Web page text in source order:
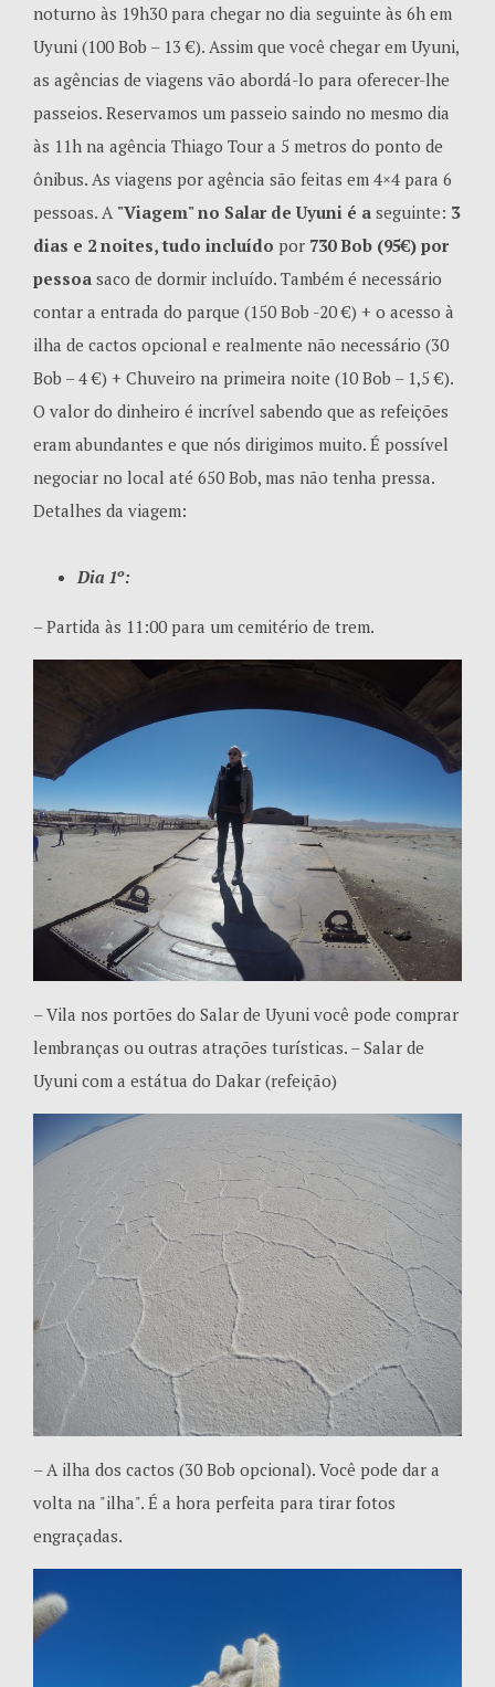
noturno às 19h30 para chegar no dia seguinte às 6h em
Uyuni (100 Bob – 13 €). Assim que você chegar em Uyuni,
as agências de viagens vão abordá-lo para oferecer-lhe
passeios. Reservamos um passeio saindo no mesmo dia
às 11h na agência Thiago Tour a 5 metros do ponto de
ônibus. As viagens por agência são feitas em 4×4 para 6
pessoas. A "Viagem" no Salar de Uyuni é aseguinte: 3
dias e 2 noites, tudo incluído por 730 Bob (95€) por
pessoasaco de dormir incluído. Também é necessário
contar a entrada do parque (150 Bob -20 €) + o acesso à
ilha de cactos opcional e realmente não necessário (30
Bob – 4 €) + Chuveiro na primeira noite (10 Bob – 1,5 €).
O valor do dinheiro é incrível sabendo que as refeições
eram abundantes e que nós dirigimos muito. É possível
negociar no local até 650 Bob, mas não tenha pressa.
Detalhes da viagem:
Dia 1º:
– Partida às 11:00 para um cemitério de trem.
– Vila nos portões do Salar de Uyuni você pode comprar
lembranças ou outras atrações turísticas. – Salar de
Uyuni com a estátua do Dakar (refeição)
– A ilha dos cactos (30 Bob opcional). Você pode dar a
volta na "ilha". É a hora perfeita para tirar fotos
engraçadas.